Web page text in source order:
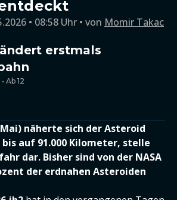
• 08:58 Uhr von Momir Takac
erstmals
Ab 12
näherte sich der Asteroid
bis auf 91.000 Kilometer, stelle
dar. Bisher sind von der NASA
der erdnahen Asteroiden